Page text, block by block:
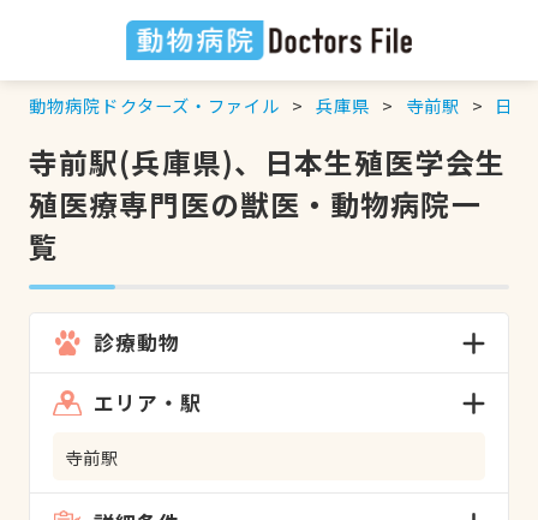
動物病院ドクターズ・ファイル 兵庫県 寺前駅 日本
寺前駅(兵庫県)、日本生殖医学会生
殖医療専門医の獣医・動物病院一
覧
診療動物
エリア・駅
寺前駅